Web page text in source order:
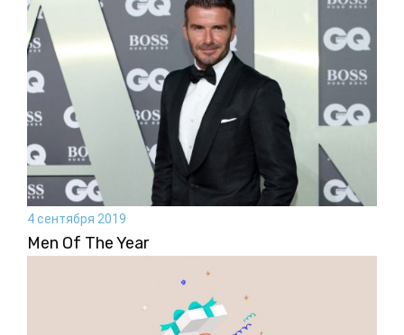
4 сентября 2019
Men Of The Year